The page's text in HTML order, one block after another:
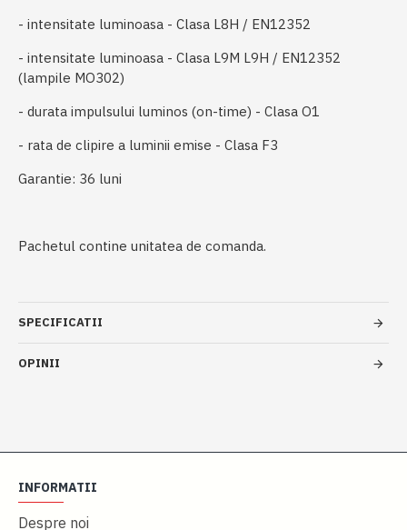
- intensitate luminoasa - Clasa L8H / EN12352
- intensitate luminoasa - Clasa L9M L9H / EN12352
(lampile MO302)
- durata impulsului luminos (on-time) - Clasa O1
- rata de clipire a luminii emise - Clasa F3
Garantie: 36 luni
Pachetul contine unitatea de comanda.
SPECIFICATII
OPINII
INFORMATII
Despre noi